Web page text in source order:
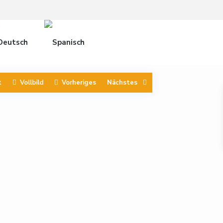
Vollbild Vorheriges Nächstes